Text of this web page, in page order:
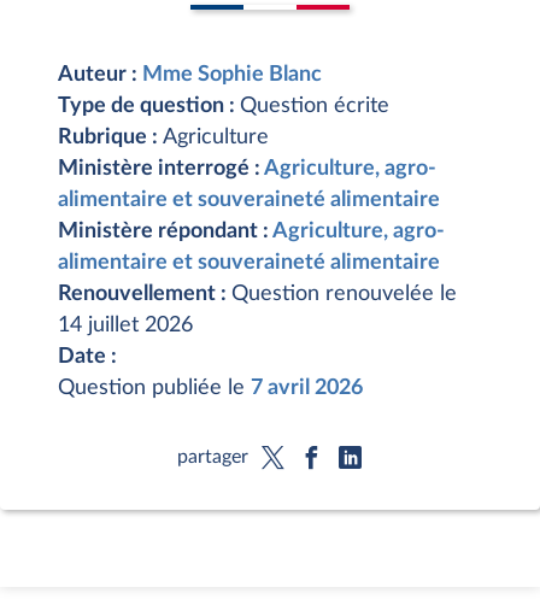
Auteur : Mme Sophie Blanc
Type de question : Question écrite
Rubrique : Agriculture
Ministère interrogé : Agriculture, agro-
alimentaire et souveraineté alimentaire
Ministère répondant : Agriculture, agro-
alimentaire et souveraineté alimentaire
Renouvellement : Question renouvelée le
14 juillet 2026
Date :
Question publiée le 7 avril 2026
partager